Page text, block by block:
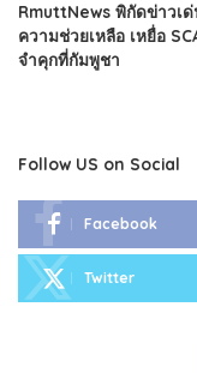
RmuttNews พิกัดข่าวเ
ความช่วยเหลือ เหยื่อ
จำคุกที่กัมพูชา
Follow US on Social
Facebook
Twitter